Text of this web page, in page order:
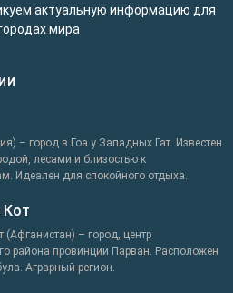
актуальную информацию для
мира
– город в Гоа у Западных Гат. Известен
лесами и близостью к
Идеален для спокойного отдыха.
Кот
(Афганистан) – город, центр
района провинции Парван. Расположен
Аграрный регион.